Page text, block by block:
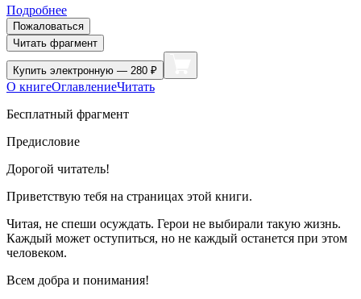
Подробнее
Пожаловаться
Читать фрагмент
Купить электронную — 280 ₽
О книгеОглавлениеЧитать
Бесплатный фрагмент
Предисловие
Дорогой читатель!
Приветствую тебя на страницах этой книги.
Читая, не спеши осуждать. Герои не выбирали такую жизнь.
Каждый может оступиться, но не каждый останется при этом
человеком.
Всем добра и понимания!